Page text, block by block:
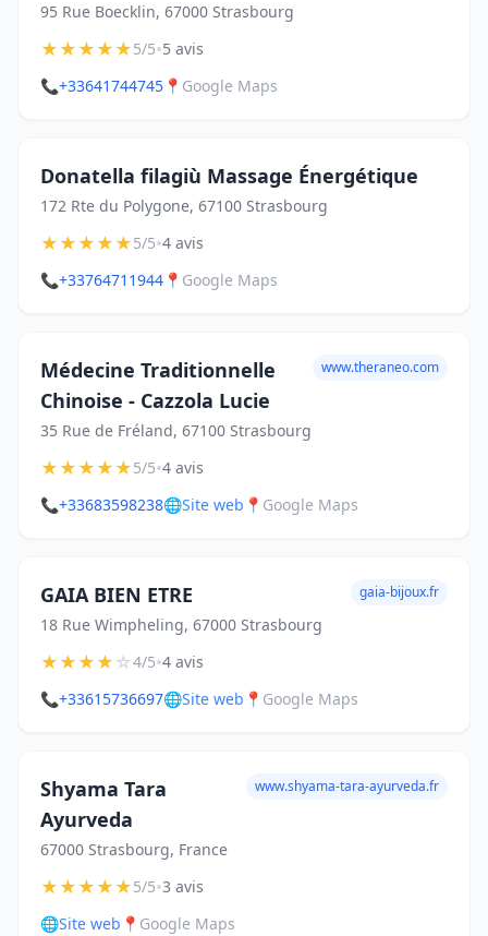
95 Rue Boecklin, 67000 Strasbourg
★★★★★5/5•5 avis
📞+33641744745 📍 Google Maps
Donatella filagiù Massage Énergétique
172 Rte du Polygone, 67100 Strasbourg
★★★★★5/5•4 avis
📞+33764711944 📍 Google Maps
Médecine Traditionnelle
Chinoise - Cazzola Lucie
35 Rue de Fréland, 67100 Strasbourg
www.theraneo.com
★★★★★5/5•4 avis
📞+33683598238🌐Site web 📍 Google Maps
GAIA BIEN ETRE
18 Rue Wimpheling, 67000 Strasbourg
gaia-bijoux.fr
★★★★☆4/5•4 avis
📞+33615736697🌐Site web 📍 Google Maps
Shyama Tara
Ayurveda
67000 Strasbourg, France
www.shyama-tara-ayurveda.fr
★★★★★5/5•3 avis
🌐Site web 📍 Google Maps